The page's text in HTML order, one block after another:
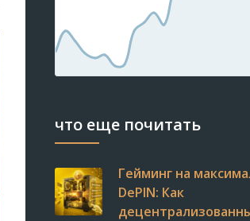
что еще почитать
Гейминг на
DePIN: Как